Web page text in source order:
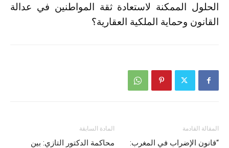
الحلول الممكنة لاستعادة ثقة المواطنين في عدالة
القانون وحماية الملكية العقارية؟
المادة السابقة
محاكمة الدكتور التازي: بين
المقالة القادمة
“قانون الإضراب في المغرب: